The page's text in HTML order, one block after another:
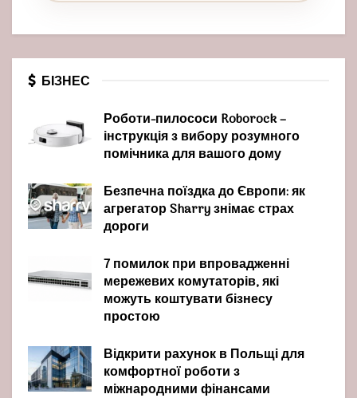
БІЗНЕС
Роботи-пилососи Roborock –
інструкція з вибору розумного
помічника для вашого дому
Безпечна поїздка до Європи: як
агрегатор Sharry знімає страх
дороги
7 помилок при впровадженні
мережевих комутаторів, які
можуть коштувати бізнесу
простою
Відкрити рахунок в Польщі для
комфортної роботи з
міжнародними фінансами